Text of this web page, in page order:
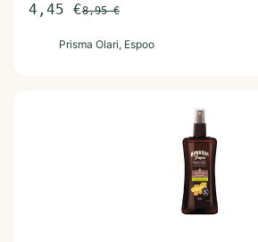
4,45 €8,95€
Prisma Olari, Espoo